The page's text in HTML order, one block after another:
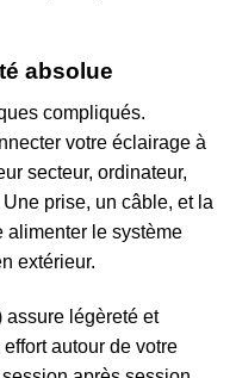
absolue
compliqués.
votre éclairage à
secteur, ordinateur,
prise, un câble, et la
alimenter le système
extérieur.
assure légèreté et
autour de votre